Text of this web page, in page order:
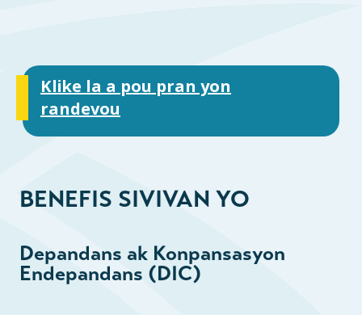
Klike la a pou pran yon
randevou
BENEFIS SIVIVAN YO
Depandans ak Konpansasyon
Endepandans (DIC)